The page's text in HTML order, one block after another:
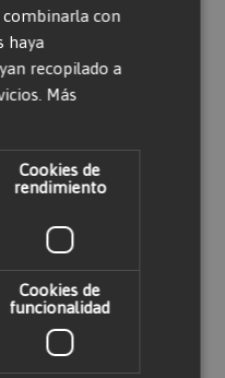
escribir
combinarla con
haya
recopilado a
Más
Cookies de
rendimiento
Cookies de
funcionalidad